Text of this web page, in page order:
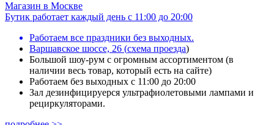
Магазин в Москве
Бутик работает каждый день с 11:00 до 20:00
Работаем все праздники без выходных.
Варшавское шоссе, 26 (схема проезда)
Большой шоу-рум с огромным ассортиментом (в
наличии весь товар, который есть на сайте)
Работаем без выходных с 11:00 до 20:00
Зал дезинфицируерся ультрафиолетовыми лампами и
рециркуляторами.